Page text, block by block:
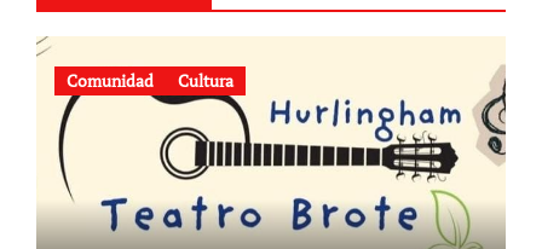
Comunidad Cultura